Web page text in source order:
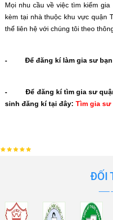
Mọi nhu cầu về việc tìm kiếm
kèm tại nhà thuộc khu vực quận
thể liên hệ với chúng tôi theo
- Để đăng kí làm gia sư
-
Để đăng kí tìm gia sư
sinh đăng kí tại đây: Tìm gia sư
ĐỐI